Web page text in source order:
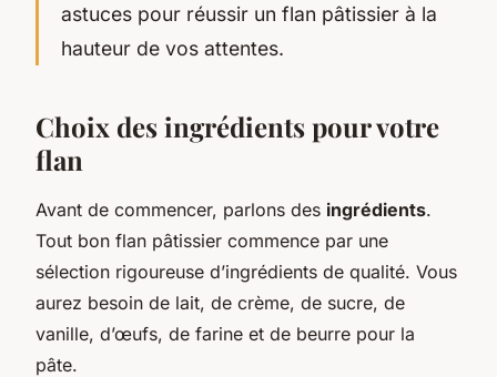
astuces pour réussir un flan pâtissier à la
hauteur de vos attentes.
Choix des ingrédients pour votre
flan
Avant de commencer, parlons des ingrédients.
Tout bon flan pâtissier commence par une
sélection rigoureuse d’ingrédients de qualité. Vous
aurez besoin de lait, de crème, de sucre, de
vanille, d’œufs, de farine et de beurre pour la
pâte.